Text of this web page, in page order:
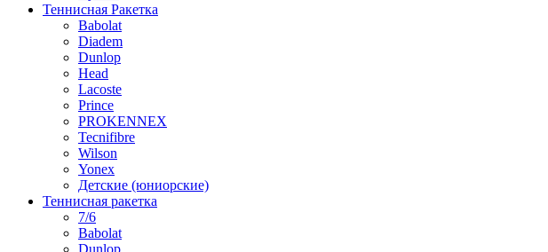
Теннисная Ракетка
Babolat
Diadem
Dunlop
Head
Lacoste
Prince
PROKENNEX
Tecnifibre
Wilson
Yonex
Детские (юниорские)
Теннисная ракетка
7/6
Babolat
Dunlop